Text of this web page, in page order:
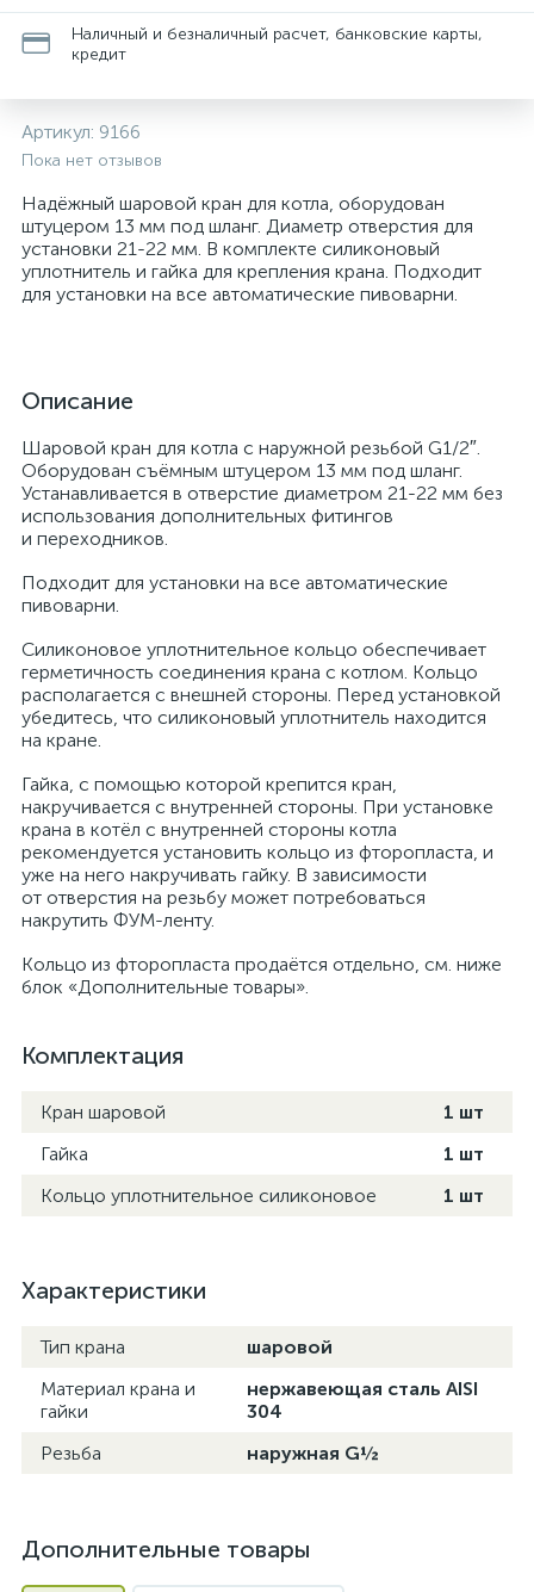
Наличный и безналичный расчет, банковские карты,
кредит
Артикул: 9166
Пока нет отзывов
Надёжный шаровой кран для котла, оборудован
штуцером 13 мм под шланг. Диаметр отверстия для
установки 21-22 мм. В комплекте силиконовый
уплотнитель и гайка для крепления крана. Подходит
для установки на все автоматические пивоварни.
Описание
Шаровой кран для котла с наружной резьбой G1/2″.
Оборудован съёмным штуцером 13 мм под шланг.
Устанавливается в отверстие диаметром 21-22 мм без
использования дополнительных фитингов
и переходников.
Подходит для установки на все автоматические
пивоварни.
Силиконовое уплотнительное кольцо обеспечивает
герметичность соединения крана с котлом. Кольцо
располагается с внешней стороны. Перед установкой
убедитесь, что силиконовый уплотнитель находится
на кране.
Гайка, с помощью которой крепится кран,
накручивается с внутренней стороны. При установке
крана в котёл с внутренней стороны котла
рекомендуется установить кольцо из фторопласта, и
уже на него накручивать гайку. В зависимости
от отверстия на резьбу может потребоваться
накрутить ФУМ-ленту.
Кольцо из фторопласта продаётся отдельно, см. ниже
блок «Дополнительные товары».
Комплектация
Кран шаровой
1 шт
Гайка
1 шт
Кольцо уплотнительное силиконовое
1 шт
Характеристики
Тип крана
шаровой
Материал крана и
гайки
нержавеющая сталь AISI
304
Резьба
наружная G½
Дополнительные товары